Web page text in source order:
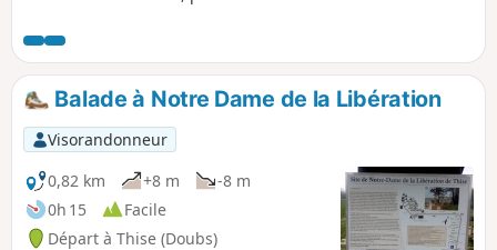
décrit ici : le circuit Rouge de 10 km, appelé
Sentier des Dolines.
Balade à Notre Dame de la Libération
Visorandonneur
0,82 km
+8 m
-8 m
0h 15
Facile
Départ à Thise (Doubs)